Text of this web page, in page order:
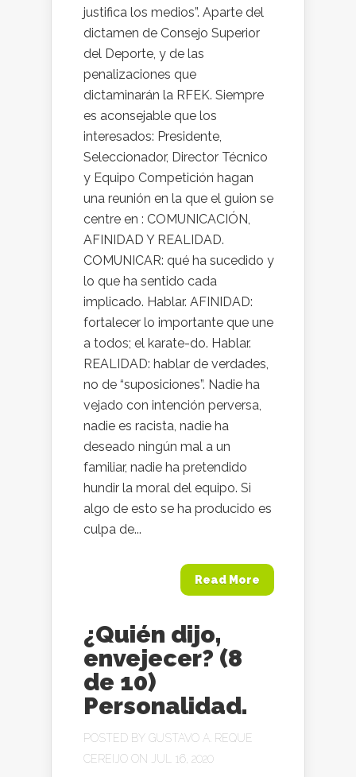
justifica los medios”. Aparte del
dictamen de Consejo Superior
del Deporte, y de las
penalizaciones que
dictaminarán la RFEK. Siempre
es aconsejable que los
interesados: Presidente,
Seleccionador, Director Técnico
y Equipo Competición hagan
una reunión en la que el guion se
centre en : COMUNICACIÓN,
AFINIDAD Y REALIDAD.
COMUNICAR: qué ha sucedido y
lo que ha sentido cada
implicado. Hablar. AFINIDAD:
fortalecer lo importante que une
a todos; el karate-do. Hablar.
REALIDAD: hablar de verdades,
no de “suposiciones”. Nadie ha
vejado con intención perversa,
nadie es racista, nadie ha
deseado ningún mal a un
familiar, nadie ha pretendido
hundir la moral del equipo. Si
algo de esto se ha producido es
culpa de...
Read More
¿Quién dijo,
envejecer? (8
de 10)
Personalidad.
POSTED BY GUSTAVO A. REQUE
CEREIJO ON JUL 16, 2020